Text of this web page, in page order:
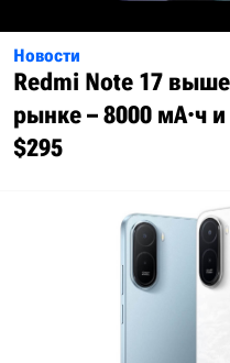
Новости
Redmi Note 17
рынке – 8000 мА·ч
$295